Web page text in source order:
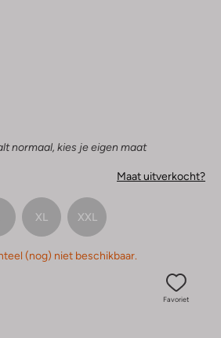
normaal, kies je eigen maat
Maat uitverkocht?
XL XXL
(nog) niet beschikbaar.
Favoriet